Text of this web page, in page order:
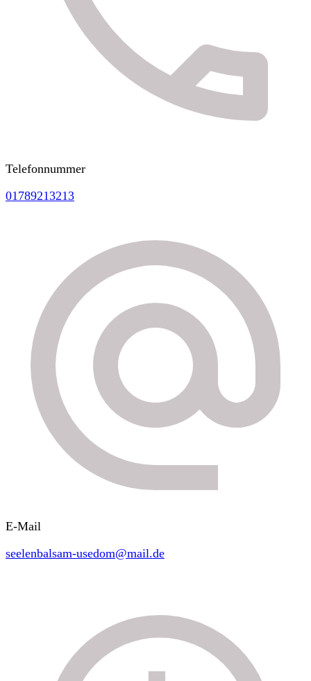
Telefonnummer
01789213213
E-Mail
seelenbalsam-usedom@mail.de